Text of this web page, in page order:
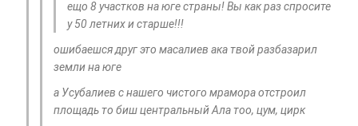
ещо 8 участков на юге страны! Вы как раз спросите
у 50 летних и старше!!!
ошибаешся друг это масалиев ака твой разбазарил
земли на юге
а Усубалиев с нашего чистого мрамора отстроил
площадь то биш центральный Ала тоо, цум, цирк